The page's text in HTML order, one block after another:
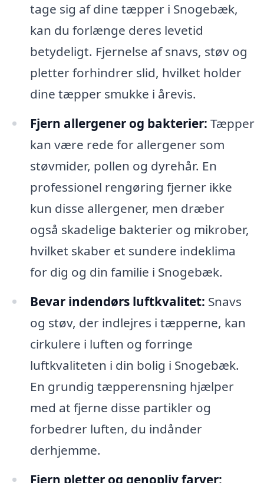
tage sig af dine tæpper i Snogebæk,
kan du forlænge deres levetid
betydeligt. Fjernelse af snavs, støv og
pletter forhindrer slid, hvilket holder
dine tæpper smukke i årevis.
Fjern allergener og bakterier: Tæpper
kan være rede for allergener som
støvmider, pollen og dyrehår. En
professionel rengøring fjerner ikke
kun disse allergener, men dræber
også skadelige bakterier og mikrober,
hvilket skaber et sundere indeklima
for dig og din familie i Snogebæk.
Bevar indendørs luftkvalitet: Snavs
og støv, der indlejres i tæpperne, kan
cirkulere i luften og forringe
luftkvaliteten i din bolig i Snogebæk.
En grundig tæpperensning hjælper
med at fjerne disse partikler og
forbedrer luften, du indånder
derhjemme.
Fjern pletter og genopliv farver: